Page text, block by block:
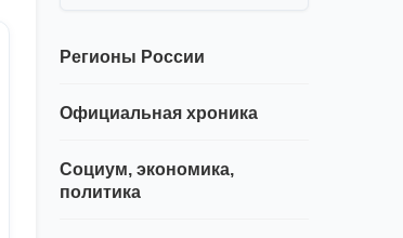
Регионы России
Официальная хроника
Социум, экономика,
политика